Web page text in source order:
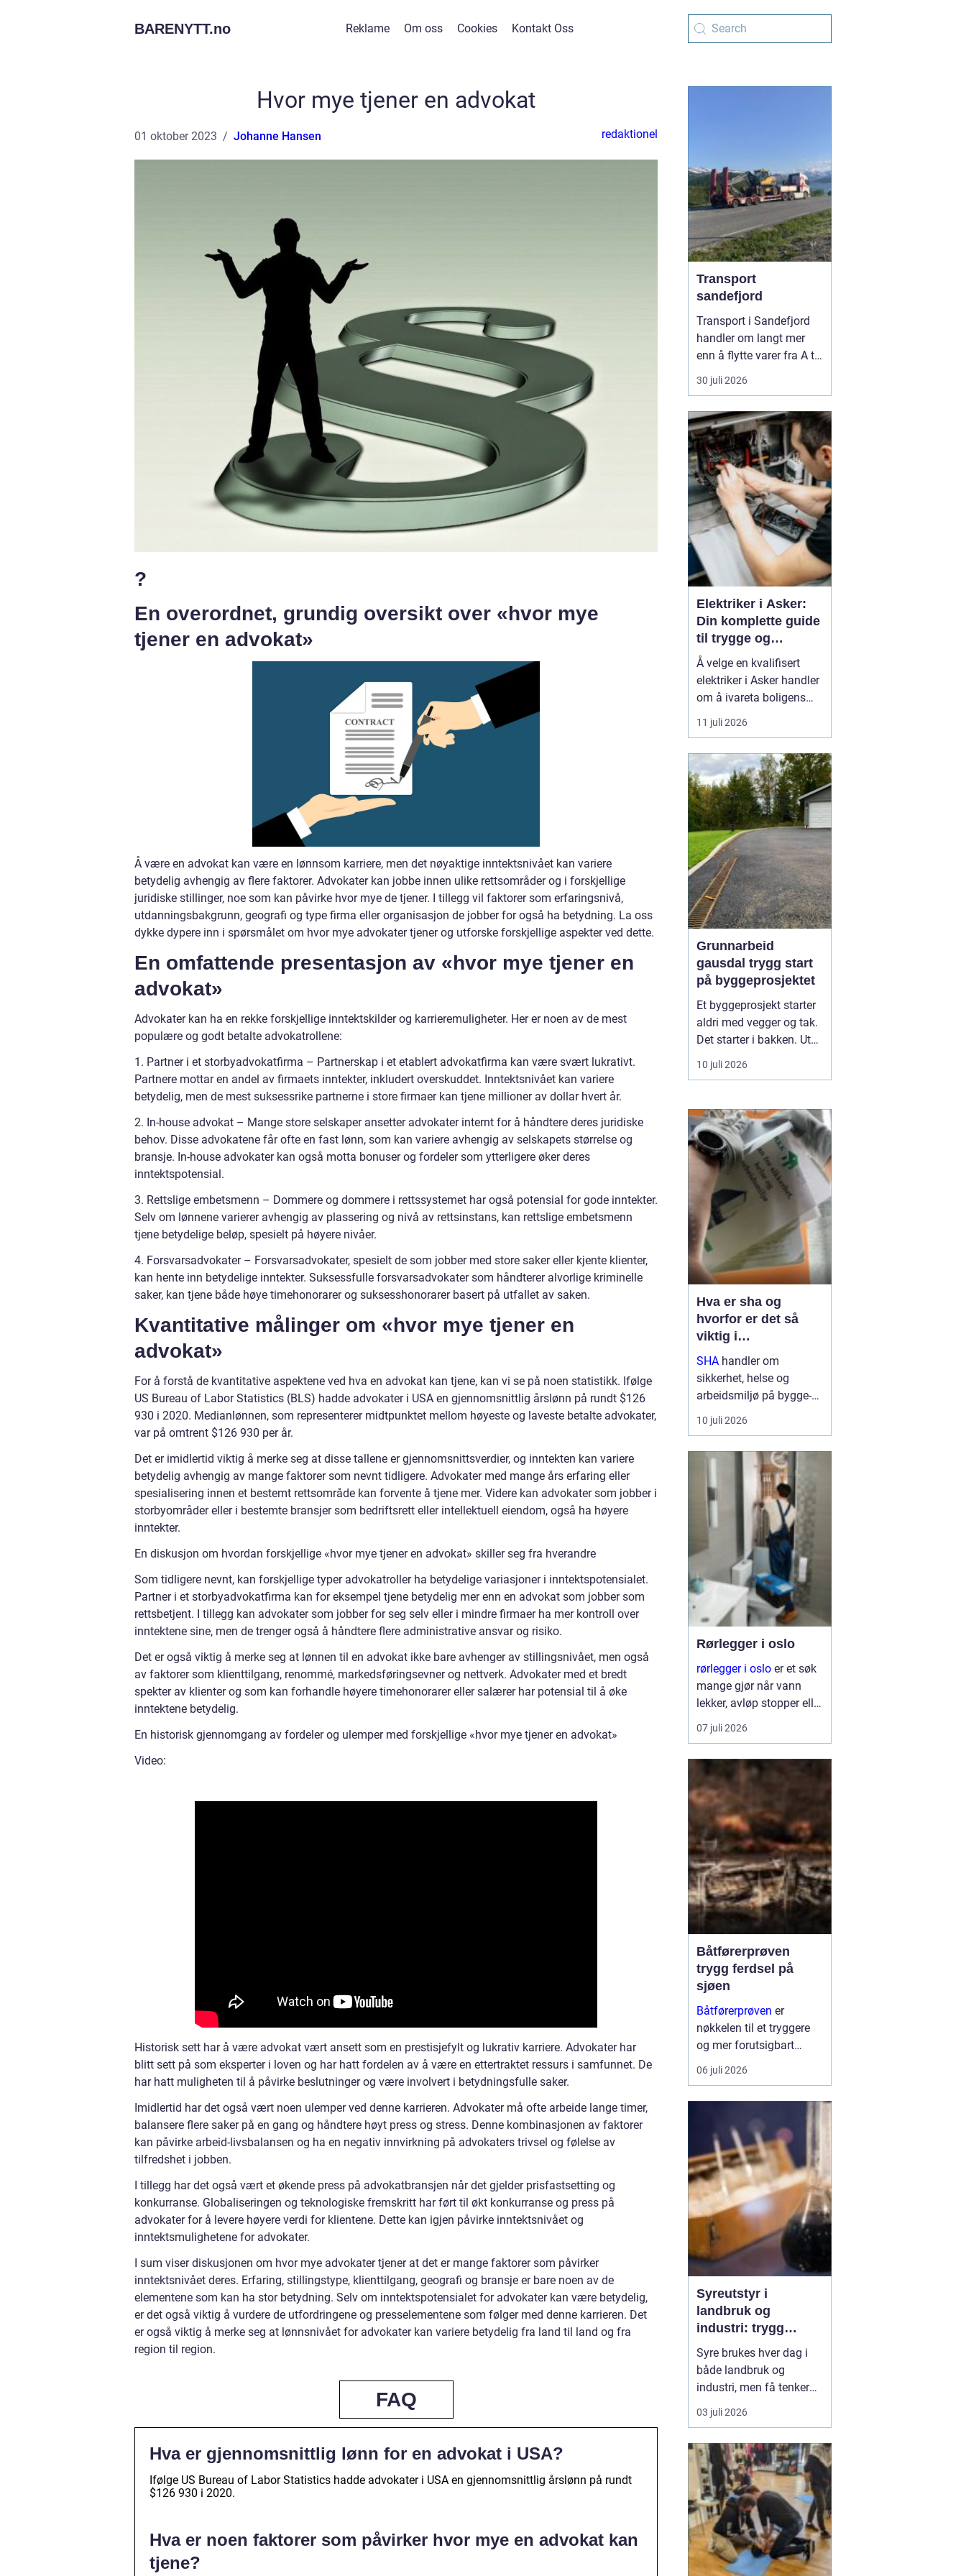
BARENYTT.no Reklame Om oss Cookies Kontakt Oss
Hvor mye tjener en advokat
01 oktober 2023 Johanne Hansen redaktionel
?
En overordnet, grundig oversikt over «hvor mye
tjener en advokat»
Å være en advokat kan være en lønnsom karriere, men det nøyaktige inntektsnivået kan variere
betydelig avhengig av flere faktorer. Advokater kan jobbe innen ulike rettsområder og i forskjellige
juridiske stillinger, noe som kan påvirke hvor mye de tjener. I tillegg vil faktorer som erfaringsnivå,
utdanningsbakgrunn, geografi og type firma eller organisasjon de jobber for også ha betydning. La oss
dykke dypere inn i spørsmålet om hvor mye advokater tjener og utforske forskjellige aspekter ved dette.
En omfattende presentasjon av «hvor mye tjener en
advokat»
Advokater kan ha en rekke forskjellige inntektskilder og karrieremuligheter. Her er noen av de mest
populære og godt betalte advokatrollene:
1. Partner i et storbyadvokatfirma – Partnerskap i et etablert advokatfirma kan være svært lukrativt.
Partnere mottar en andel av firmaets inntekter, inkludert overskuddet. Inntektsnivået kan variere
betydelig, men de mest suksessrike partnerne i store firmaer kan tjene millioner av dollar hvert år.
2. In-house advokat – Mange store selskaper ansetter advokater internt for å håndtere deres juridiske
behov. Disse advokatene får ofte en fast lønn, som kan variere avhengig av selskapets størrelse og
bransje. In-house advokater kan også motta bonuser og fordeler som ytterligere øker deres
inntektspotensial.
3. Rettslige embetsmenn – Dommere og dommere i rettssystemet har også potensial for gode inntekter.
Selv om lønnene varierer avhengig av plassering og nivå av rettsinstans, kan rettslige embetsmenn
tjene betydelige beløp, spesielt på høyere nivåer.
4. Forsvarsadvokater – Forsvarsadvokater, spesielt de som jobber med store saker eller kjente klienter,
kan hente inn betydelige inntekter. Suksessfulle forsvarsadvokater som håndterer alvorlige kriminelle
saker, kan tjene både høye timehonorarer og suksesshonorarer basert på utfallet av saken.
Kvantitative målinger om «hvor mye tjener en
advokat»
For å forstå de kvantitative aspektene ved hva en advokat kan tjene, kan vi se på noen statistikk. Ifølge
US Bureau of Labor Statistics (BLS) hadde advokater i USA en gjennomsnittlig årslønn på rundt $126
930 i 2020. Medianlønnen, som representerer midtpunktet mellom høyeste og laveste betalte advokater,
var på omtrent $126 930 per år.
Det er imidlertid viktig å merke seg at disse tallene er gjennomsnittsverdier, og inntekten kan variere
betydelig avhengig av mange faktorer som nevnt tidligere. Advokater med mange års erfaring eller
spesialisering innen et bestemt rettsområde kan forvente å tjene mer. Videre kan advokater som jobber i
storbyområder eller i bestemte bransjer som bedriftsrett eller intellektuell eiendom, også ha høyere
inntekter.
En diskusjon om hvordan forskjellige «hvor mye tjener en advokat» skiller seg fra hverandre
Som tidligere nevnt, kan forskjellige typer advokatroller ha betydelige variasjoner i inntektspotensialet.
Partner i et storbyadvokatfirma kan for eksempel tjene betydelig mer enn en advokat som jobber som
rettsbetjent. I tillegg kan advokater som jobber for seg selv eller i mindre firmaer ha mer kontroll over
inntektene sine, men de trenger også å håndtere flere administrative ansvar og risiko.
Det er også viktig å merke seg at lønnen til en advokat ikke bare avhenger av stillingsnivået, men også
av faktorer som klienttilgang, renommé, markedsføringsevner og nettverk. Advokater med et bredt
spekter av klienter og som kan forhandle høyere timehonorarer eller salærer har potensial til å øke
inntektene betydelig.
En historisk gjennomgang av fordeler og ulemper med forskjellige «hvor mye tjener en advokat»
Video:
Historisk sett har å være advokat vært ansett som en prestisjefylt og lukrativ karriere. Advokater har
blitt sett på som eksperter i loven og har hatt fordelen av å være en ettertraktet ressurs i samfunnet. De
har hatt muligheten til å påvirke beslutninger og være involvert i betydningsfulle saker.
Imidlertid har det også vært noen ulemper ved denne karrieren. Advokater må ofte arbeide lange timer,
balansere flere saker på en gang og håndtere høyt press og stress. Denne kombinasjonen av faktorer
kan påvirke arbeid-livsbalansen og ha en negativ innvirkning på advokaters trivsel og følelse av
tilfredshet i jobben.
I tillegg har det også vært et økende press på advokatbransjen når det gjelder prisfastsetting og
konkurranse. Globaliseringen og teknologiske fremskritt har ført til økt konkurranse og press på
advokater for å levere høyere verdi for klientene. Dette kan igjen påvirke inntektsnivået og
inntektsmulighetene for advokater.
I sum viser diskusjonen om hvor mye advokater tjener at det er mange faktorer som påvirker
inntektsnivået deres. Erfaring, stillingstype, klienttilgang, geografi og bransje er bare noen av de
elementene som kan ha stor betydning. Selv om inntektspotensialet for advokater kan være betydelig,
er det også viktig å vurdere de utfordringene og presselementene som følger med denne karrieren. Det
er også viktig å merke seg at lønnsnivået for advokater kan variere betydelig fra land til land og fra
region til region.
FAQ
Hva er gjennomsnittlig lønn for en advokat i USA?
Ifølge US Bureau of Labor Statistics hadde advokater i USA en gjennomsnittlig årslønn på rundt
$126 930 i 2020.
Hva er noen faktorer som påvirker hvor mye en advokat kan
tjene?
Transport
sandefjord
Transport i Sandefjord
handler om langt mer
enn å flytte varer fra A til
B. For mange bedrifter i
regionen er god logistikk
Når materialer, maskiner
og varer kommer fram til
riktig tid, blir prosjekter
gjennomført mer effek...
30 juli 2026
Elektriker i Asker:
Din komplette guide
til trygge og
energieffektive
installasjoner
Å velge en kvalifisert
elektriker i Asker handler
om å ivareta boligens
sikkerhet, oppgradere til
moderne energiløsninger
dokumentasjon. Når
private boligeiere,
bedrifter og sameier
søker ette...
11 juli 2026
Grunnarbeid
gausdal trygg start
på byggeprosjektet
Et byggeprosjekt starter
aldri med vegger og tak.
Det starter i bakken. Uten
solid grunnarbeid
risikerer man setninger,
unødvendige kostnader
senere. I Gausdal, med
variert terreng, skiftende
masser og tydelige
årstider, blir riktig ...
10 juli 2026
Hva er sha og
hvorfor er det så
viktig i
byggeprosjekter?
SHA handler om
sikkerhet, helse og
arbeidsmiljø på bygge-
og anleggsplasser.
Begrepet henger tett
byggherreforskriften og
er helt avgjørende for å
forebygge ulykker,
skader og utrygge
arbeidsforhold....
10 juli 2026
Rørlegger i oslo
rørlegger i oslo er et søk
mange gjør når vann
lekker, avløp stopper eller
et bad skal
totalrenoveres. Mange
mye en dyktig rørlegger
har å si for trygghet,
komfort og verdi på
boligen. ...
07 juli 2026
Båtførerprøven
trygg ferdsel på
sjøen
Båtførerprøven er
nøkkelen til et tryggere
og mer forutsigbart
båtliv. Mange opplever
at det å ta båtførerbevis
oppfylle et lovkrav, men
om å få kunnskap som
gir ro i magen når sjøen
bli...
06 juli 2026
Syreutstyr i
landbruk og
industri: trygg
håndtering og smart
investering
Syre brukes hver dag i
både landbruk og
industri, men få tenker
over hvor sårbar driften
blir når noe går galt med
feil doseres eller lagres
feil, kan det gi alvorlige
skader på mennesker,
dyr, maskiner og miljø.
Godt planl...
03 juli 2026